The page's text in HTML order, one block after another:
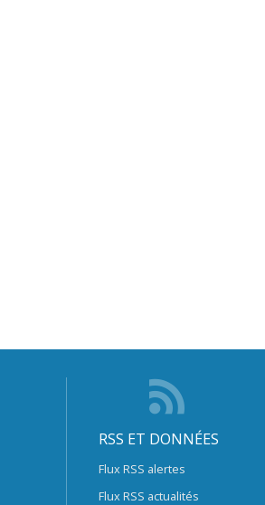
RSS ET DONNÉES
Flux RSS alertes
Flux RSS actualités